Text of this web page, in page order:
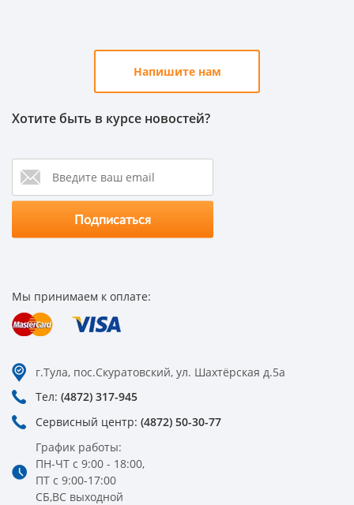
Напишите нам
Хотите быть в курсе новостей?
Мы принимаем к оплате:
г.Тула, пос.Скуратовский, ул. Шахтёрская д.5а
Тел: (4872) 317-945
Сервисный центр: (4872) 50-30-77
График работы:
ПН-ЧТ с 9:00 - 18:00,
ПТ с 9:00-17:00
СБ,ВС выходной